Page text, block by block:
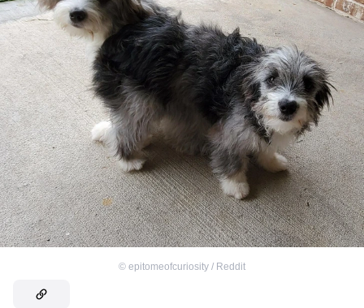
© epitomeofcuriosity / Reddit